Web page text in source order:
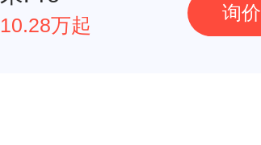
10.28万起
询价